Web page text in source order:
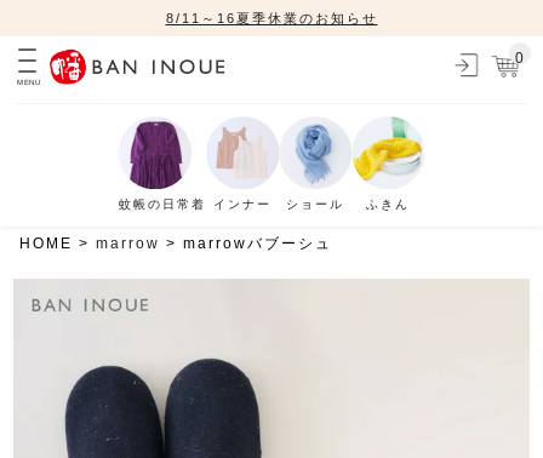
8/11～16夏季休業のお知らせ
MENU
0
蚊帳の日常着 インナー ショール ふきん
HOME marrow marrowバブーシュ